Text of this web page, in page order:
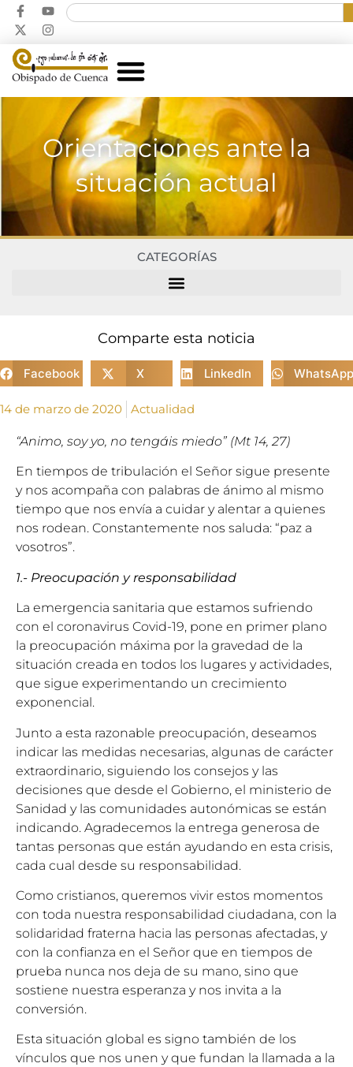
Orientaciones ante la
situación actual
CATEGORÍAS
Comparte esta noticia
Facebook X LinkedIn WhatsApp
14 de marzo de 2020 Actualidad
“Animo, soy yo, no tengáis miedo” (Mt 14, 27)
En tiempos de tribulación el Señor sigue presente
y nos acompaña con palabras de ánimo al mismo
tiempo que nos envía a cuidar y alentar a quienes
nos rodean. Constantemente nos saluda: “paz a
vosotros”.
1.- Preocupación y responsabilidad
La emergencia sanitaria que estamos sufriendo
con el coronavirus Covid-19, pone en primer plano
la preocupación máxima por la gravedad de la
situación creada en todos los lugares y actividades,
que sigue experimentando un crecimiento
exponencial.
Junto a esta razonable preocupación, deseamos
indicar las medidas necesarias, algunas de carácter
extraordinario, siguiendo los consejos y las
decisiones que desde el Gobierno, el ministerio de
Sanidad y las comunidades autonómicas se están
indicando. Agradecemos la entrega generosa de
tantas personas que están ayudando en esta crisis,
cada cual desde su responsabilidad.
Como cristianos, queremos vivir estos momentos
con toda nuestra responsabilidad ciudadana, con la
solidaridad fraterna hacia las personas afectadas, y
con la confianza en el Señor que en tiempos de
prueba nunca nos deja de su mano, sino que
sostiene nuestra esperanza y nos invita a la
conversión.
Esta situación global es signo también de los
vínculos que nos unen y que fundan la llamada a la